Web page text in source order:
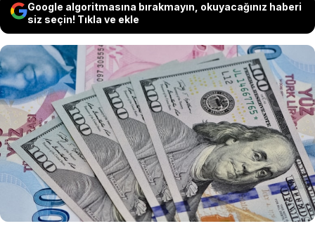
Google algoritmasına bırakmayın, okuyacağınız haberi
siz seçin! Tıkla ve ekle
Döviz kurları güne yükselişle başladı.
Dolar/TL, güne yatay başlamasının
ardından 45,59 seviyesine yükselerek
rekor tazeledi.